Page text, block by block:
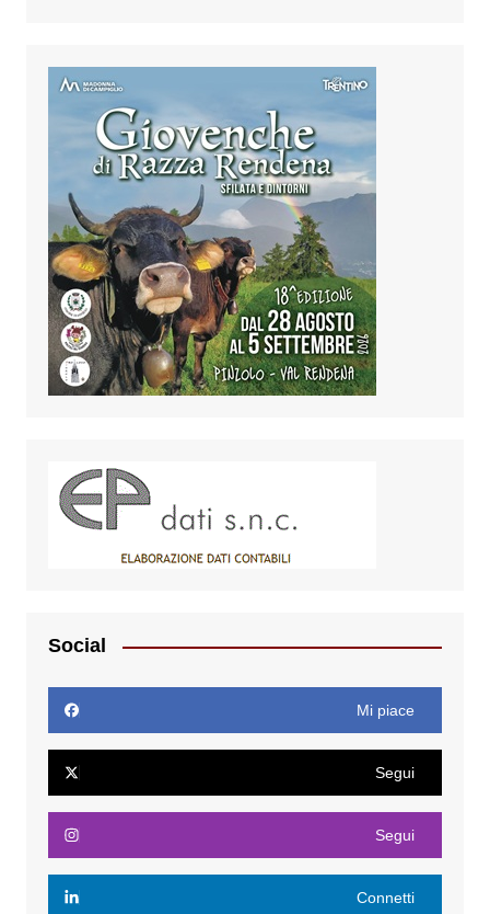
Social
Mi piace
Segui
Segui
Connetti